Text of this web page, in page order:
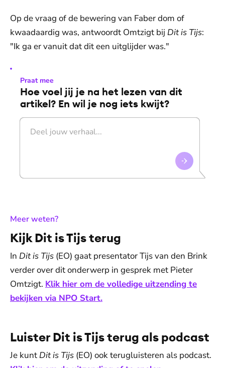
Op de vraag of de bewering van Faber dom of
kwaadaardig was, antwoordt Omtzigt bij Dit is Tijs:
"Ik ga er vanuit dat dit een uitglijder was."
Praat mee
Hoe voel jij je na het lezen van dit
artikel? En wil je nog iets kwijt?
Meer weten?:
Kijk Dit is Tijs terug
In Dit is Tijs (EO) gaat presentator Tijs van den Brink
verder over dit onderwerp in gesprek met Pieter
Omtzigt. Klik hier om de volledige uitzending te
bekijken via NPO Start.
Luister Dit is Tijs terug als podcast
Je kunt Dit is Tijs (EO) ook terugluisteren als podcast.